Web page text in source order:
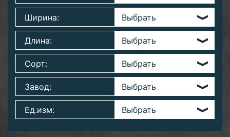
Ширина:
Длина:
Сорт:
Завод:
Ед.изм: